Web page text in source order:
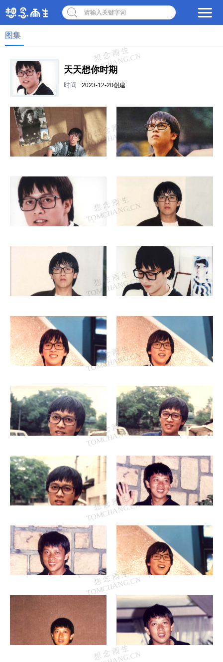
请输入关键字词
图集
天天想你时期
时间 2023-12-20创建